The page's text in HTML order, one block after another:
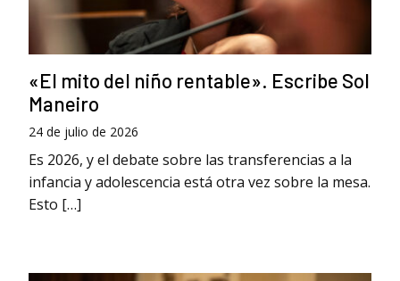
«El mito del niño rentable». Escribe Sol
Maneiro
24 de julio de 2026
Es 2026, y el debate sobre las transferencias a la
infancia y adolescencia está otra vez sobre la mesa.
Esto […]